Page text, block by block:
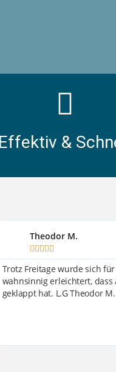
Effektiv &
Theodor M.
    
Trotz Freitage wurde sich
wahnsinnig erleichtert, dass
geklappt hat. L.G Theodor M.